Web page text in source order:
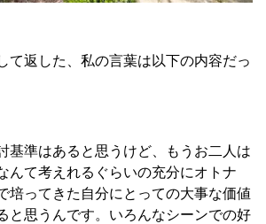
て返した、私の言葉は以下の内容だっ
基準はあると思うけど、もうお二人は
んて考えれるぐらいの充分にオトナ
培ってきた自分にとっての大事な価値
と思うんです。いろんなシーンでの好